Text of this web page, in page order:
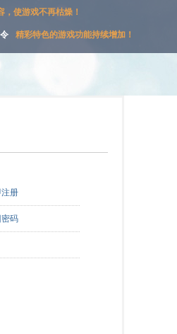
，使游戏不再枯燥！
精彩特色的游戏功能持续增加！
册
码